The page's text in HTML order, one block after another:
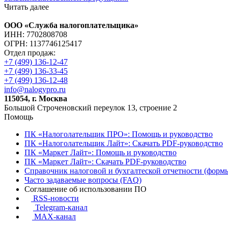
Читать далее
ООО «Служба налогоплательщика»
ИНН: 7702808708
ОГРН: 1137746125417
Отдел продаж:
+7 (499) 136-12-47
+7 (499) 136-33-45
+7 (499) 136-12-48
info@nalogypro.ru
115054, г. Москва
Большой Строченовский переулок 13, строение 2
Помощь
ПК «Налоголательщик ПРО»: Помощь и руководство
ПК «Налоголательщик Лайт»: Скачать PDF-руководство
ПК «Маркет Лайт»: Помощь и руководство
ПК «Маркет Лайт»: Скачать PDF-руководство
Справочник налоговой и бухгалтеской отчетности
Часто задаваемые вопросы (FAQ)
Соглашение об использовании ПО
RSS-новости
Telegram-канал
MAX-канал